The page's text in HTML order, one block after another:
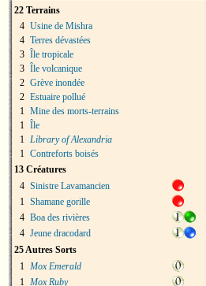
22 Terrains
4 Usine de Mishra
4 Terres dévastées
3 Île tropicale
3 Île volcanique
2 Grève inondée
2 Estuaire pollué
1 Mine des morts-terrains
1 Île
1 Library of Alexandria
1 Contreforts boisés
13 Créatures
4 Sinistre Lavamancien
1 Shamane gorille
4 Boa des rivières
4 Jeune dracodard
25 Autres Sorts
1 Mox Emerald
1 Mox Ruby